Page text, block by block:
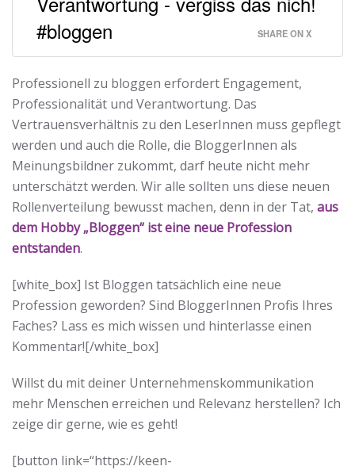
#bloggen
SHARE ON X
Professionell zu bloggen erfordert Engagement,
Professionalität und Verantwortung. Das
Vertrauensverhältnis zu den LeserInnen muss gepflegt
werden und auch die Rolle, die BloggerInnen als
Meinungsbildner zukommt, darf heute nicht mehr
unterschätzt werden. Wir alle sollten uns diese neuen
Rollenverteilung bewusst machen, denn in der Tat, aus
dem Hobby „Bloggen“ ist eine neue Profession
entstanden.
[white_box] Ist Bloggen tatsächlich eine neue
Profession geworden? Sind BloggerInnen Profis Ihres
Faches? Lass es mich wissen und hinterlasse einen
Kommentar![/white_box]
Willst du mit deiner Unternehmenskommunikation
mehr Menschen erreichen und Relevanz herstellen? Ich
zeige dir gerne, wie es geht!
[button link=“https://keen-